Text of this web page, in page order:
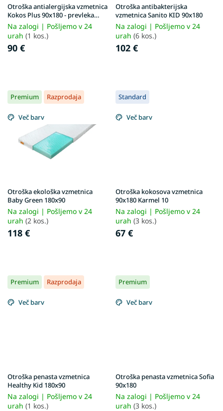
v
d
u
c
t
s
Otroška antialergijska vzmetnica
Kokos Plus 90x180 - prevleka
Aloe Vera
Na zalogi | Pošljemo v 24
urah (1 kos.)
90 €
Otroška antibakterijska
vzmetnica Sanito KID 90x180
Na zalogi | Pošljemo v 24
urah (6 kos.)
102 €
Premium Razprodaja
Več barv
Otroška ekološka vzmetnica
Baby Green 180x90
Na zalogi | Pošljemo v 24
urah (2 kos.)
118 €
Standard
Več barv
Otroška kokosova vzmetnica
90x180 Karmel 10
Na zalogi | Pošljemo v 24
urah (3 kos.)
67 €
Premium Razprodaja
Več barv
Otroška penasta vzmetnica
Healthy Kid 180x90
Na zalogi | Pošljemo v 24
urah (1 kos.)
Premium
Več barv
Otroška penasta vzmetnica Sofia
90x180
Na zalogi | Pošljemo v 24
urah (3 kos.)